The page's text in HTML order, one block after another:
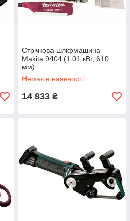
Стрічкова шліфмашина
Makita 9404 (1.01 кВт, 610
мм)
Немає в наявності
14 833 ₴